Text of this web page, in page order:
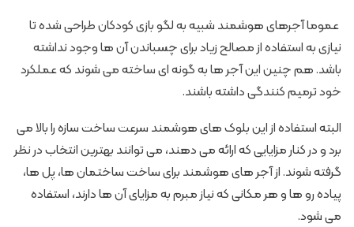
عموما آجرهای هوشمند شبیه به لگو بازی کودکان طراحی شده تا
نیازی به استفاده از مصالح زیاد برای چسباندن آن ها وجود نداشته
باشد. هم چنین این آجر ها به گونه ای ساخته می شوند که عملکرد
خود ترمیم کنندگی داشته باشند.
البته استفاده از این بلوک های هوشمند سرعت ساخت سازه را بالا می
برد و در کنار مزایایی که ارائه می دهند، می توانند بهترین انتخاب در نظر
گرفته شوند. از آجر های هوشمند برای ساخت ساختمان ها، پل ها،
پیاده رو ها و هر مکانی که نیاز مبرم به مزایای آن ها دارند، استفاده
می شود.